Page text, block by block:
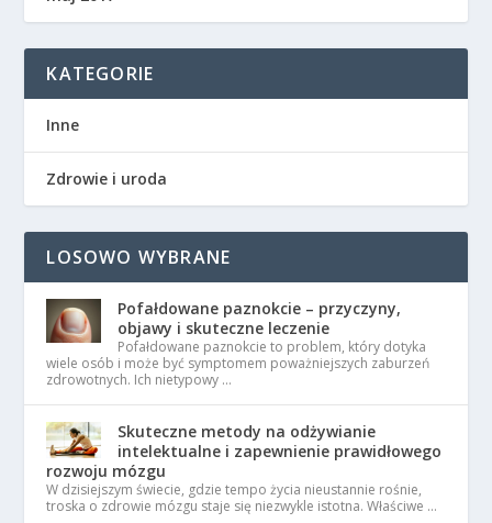
KATEGORIE
Inne
Zdrowie i uroda
LOSOWO WYBRANE
Pofałdowane paznokcie – przyczyny,
objawy i skuteczne leczenie
Pofałdowane paznokcie to problem, który dotyka
wiele osób i może być symptomem poważniejszych zaburzeń
zdrowotnych. Ich nietypowy …
Skuteczne metody na odżywianie
intelektualne i zapewnienie prawidłowego
rozwoju mózgu
W dzisiejszym świecie, gdzie tempo życia nieustannie rośnie,
troska o zdrowie mózgu staje się niezwykle istotna. Właściwe …